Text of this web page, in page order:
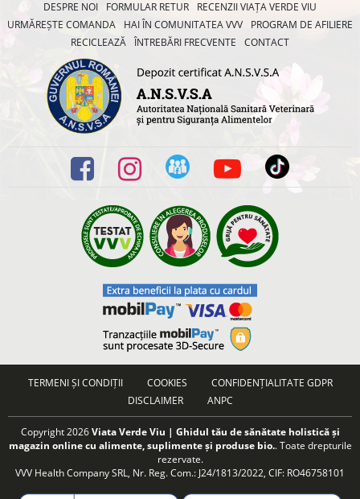
DESPRE NOI FORMULAR RETUR
RECENZII VIAȚA VERDE VIU
URMĂREȘTE COMANDA
HAI ÎN COMUNITATEA VVV
PROGRAM DE AFILIERE
RECICLEAZĂ ÎNTREBĂRI FRECVENTE CONTACT
TERMENI ȘI CONDIȚII COOKIES
CONFIDENȚIALITATE GDPR
DISCLAIMER
ANPC
Copyright 2026Viata Verde Viu | Ghidul tău de sănătate holistică și
magazin online cu alimente, suplimente și produse bio.. Toate drepturile
rezervate.
VVV Health Company SRL, Nr. Reg. Com.: J24/1813/2022, CIF: RO46758101